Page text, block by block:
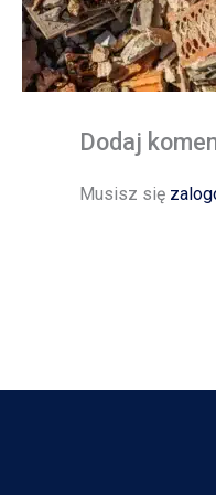
Dodaj
Musisz się